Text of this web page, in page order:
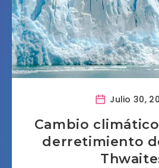
Julio 30,
Cambio
derretimiento